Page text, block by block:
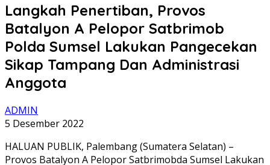
Langkah Penertiban, Provos
Batalyon A Pelopor Satbrimob
Polda Sumsel Lakukan Pangecekan
Sikap Tampang Dan Administrasi
Anggota
ADMIN
5 Desember 2022
HALUAN PUBLIK, Palembang (Sumatera Selatan) –
Provos Batalyon A Pelopor Satbrimobda Sumsel Lakukan